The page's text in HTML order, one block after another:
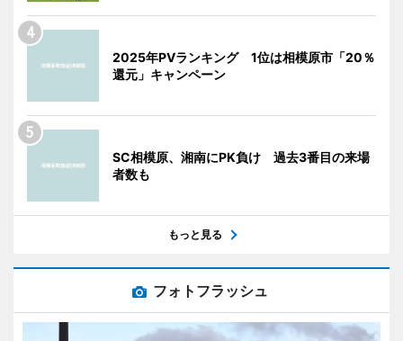
2025年PVランキング 1位は相模原市「20％
還元」キャンペーン
SC相模原、湘南にPK負け 過去3番目の来場
者数も
もっと見る
フォトフラッシュ